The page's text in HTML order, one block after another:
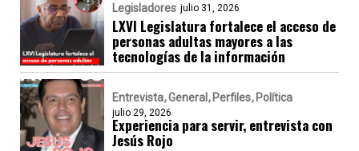
Legisladores julio 31, 2026
LXVI Legislatura fortalece el acceso de
personas adultas mayores a las
tecnologías de la información
Entrevista General Perfiles Política
julio 29, 2026
Experiencia para servir, entrevista con
Jesús Rojo